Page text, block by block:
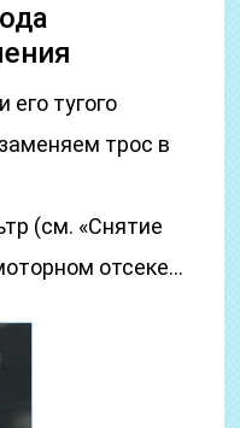
его тугого
трос в
(см. «Снятие
отсеке…